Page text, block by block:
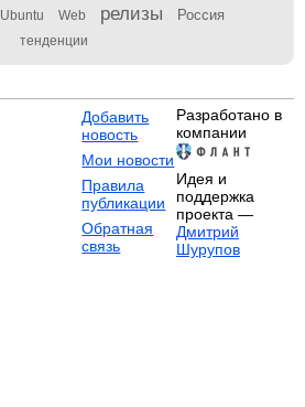
Ubuntu Web релизы Россия
тенденции
Добавить
новость
Мои новости
Правила
публикации
Обратная
связь
Разработано в
компании
Идея и
поддержка
проекта —
Дмитрий
Шурупов